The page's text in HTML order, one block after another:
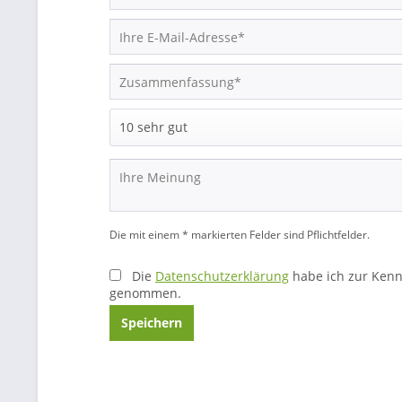
Die mit einem * markierten Felder sind Pflichtfelder.
Die Datenschutzerklärung habe ich zur
genommen.
Speichern